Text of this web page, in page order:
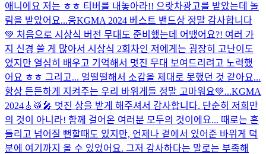
애니에요 저는 ㅎㅎ 티버를 내놓아라!! 으랏차광고를 받았는데 놀
림을 받았어요...웅KGMA 2024 베스트 밴드상 정말 감사합니다
💚 처음으로 시상식 버전 무대도 준비했는데 어땠어요?! 여러 가
지 신경 쓸 게 많아서 시상식 2회차인 저에게는 굉장히 고난이도
였지만 열심히 배우고 기억해서 멋진 무대 보여드리려고 노력했
어요 ㅎㅎ 그리고... 얼떨떨해서 소감을 제대로 못했던 것 같아요...
항상 든든하게 지켜주는 우리 바위게들 정말 고마워요💚...KGMA
2024🎸🥁🎤 멋진 상을 받게 해주셔서 감사합니다. 단순히 저희만
의 것이 아니라! 함께 걸어온 여러분 모두의 것이에요... 때로는 흔
들리고 넘어질 뻔할때도 있지만, 언제나 곁에서 있어준 바위게 덕
분에 여기까지 올 수 있었어요. 그저 감사하다는 말로는 부족해